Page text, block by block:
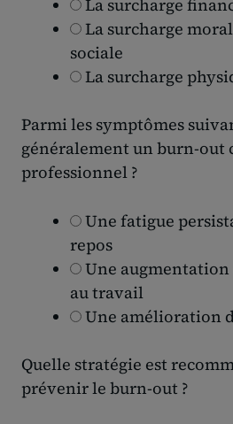
La surcharge
La surcharge
sociale
La surcharge
Parmi les symptômes
généralement un burn-out
professionnel ?
Une fatigue
repos
Une
au travail
Une amélioration
Quelle stratégie est
prévenir le burn-out ?